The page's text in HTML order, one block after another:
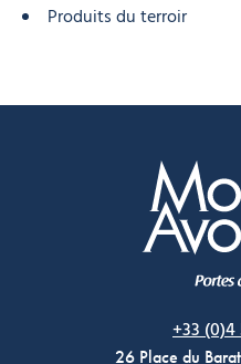
Produits du terroir
+33 (0)4
26 Place du